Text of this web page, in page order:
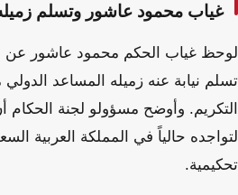
غياب محمود عاشور وتسلم
لوحظ غياب الحكم محمود عاشور عن
تسلم نيابة عنه زميله المساعد
التكريم. وأوضح مسؤولو لجنة
لتواجده حالياً في المملكة العربية
تحكيمية.